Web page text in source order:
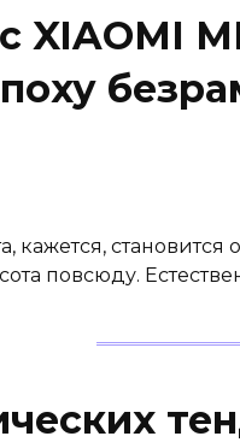
XIAOMI
кажется,
повсюду.